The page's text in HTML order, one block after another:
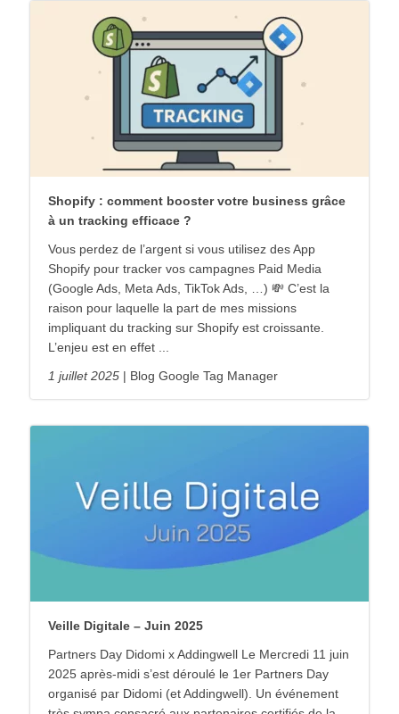
Shopify : comment booster votre business grâce
à un tracking efficace ?
Vous perdez de l’argent si vous utilisez des App
Shopify pour tracker vos campagnes Paid Media
(Google Ads, Meta Ads, TikTok Ads, …) 💸 C’est la
raison pour laquelle la part de mes missions
impliquant du tracking sur Shopify est croissante.
L’enjeu est en effet ...
1 juillet 2025
Blog Google Tag Manager
Veille Digitale – Juin 2025
Partners Day Didomi x Addingwell Le Mercredi 11 juin
2025 après-midi s’est déroulé le 1er Partners Day
organisé par Didomi (et Addingwell). Un événement